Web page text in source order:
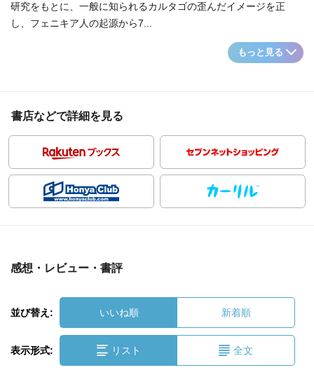
研究をもとに、一般に知られるカルタゴの歪んだイメージを正
し、フェニキア人の起源から7...
もっと見る
書店などで詳細を見る
感想・レビュー・書評
並び替え: いいね順 新着順
表示形式: リスト 全文